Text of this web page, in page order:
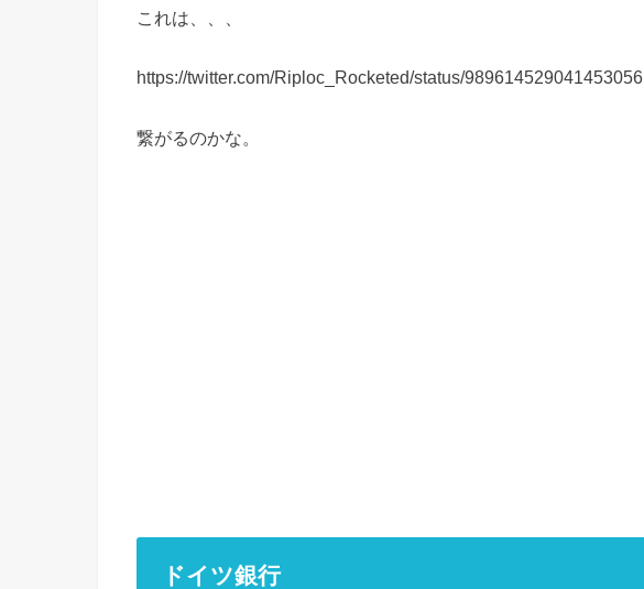
これは、、、
https://twitter.com/Riploc_Rocketed/status/989614529041453056
繋がるのかな。
ドイツ銀行